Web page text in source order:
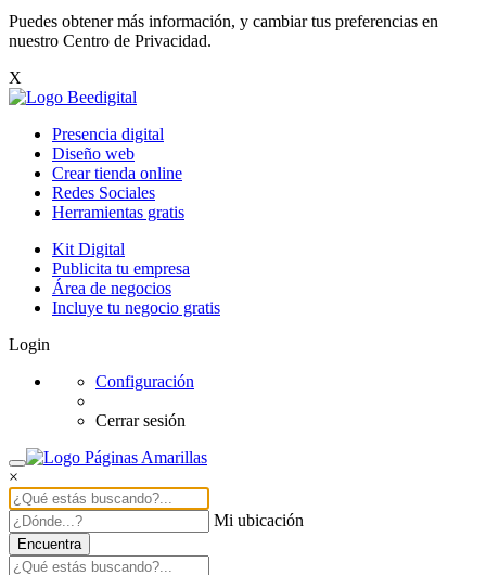
Puedes obtener más información, y cambiar tus preferencias en
nuestro Centro de Privacidad.
X
Presencia digital
Diseño web
Crear tienda online
Redes Sociales
Herramientas gratis
Kit Digital
Publicita tu empresa
Área de negocios
Incluye tu negocio gratis
Login
Configuración
Cerrar sesión
×
Mi ubicación
Encuentra